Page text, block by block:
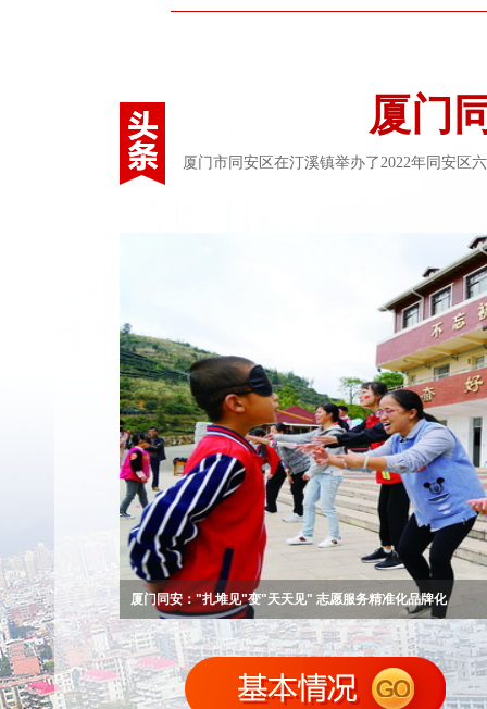
厦门
厦门市同安区在汀溪镇举办了2022年同安区
厦门同安：以消防安全整治为切口 推进文明创建工作走深走实
厦门同安开展同集路、324国道沿线文明创建专项行动
厦门同安：探索创新“城中村”治理模式 实现文明提升
厦门同安：志愿者畅谈服务感受 文明实践深入人心
厦门同安："扎堆见"变"天天见" 志愿服务精准化品牌化